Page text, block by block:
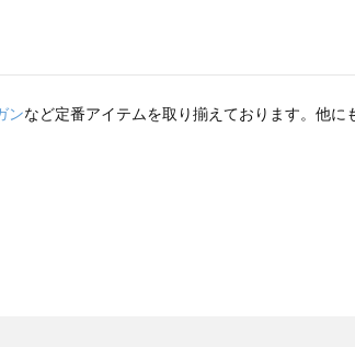
ンなど定番アイテムを取り揃えております。他に